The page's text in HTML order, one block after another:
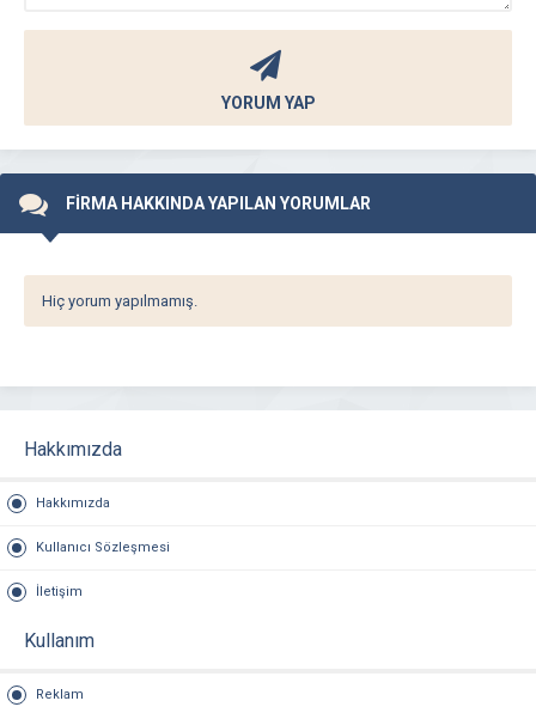
YORUM YAP
FİRMA HAKKINDA YAPILAN YORUMLAR
Hiç yorum yapılmamış.
Hakkımızda
Hakkımızda
Kullanıcı Sözleşmesi
İletişim
Kullanım
Reklam